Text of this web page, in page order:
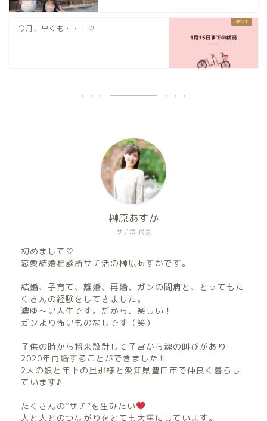
今月、早くも・・・♡
サチ活 代表
榊原あすか
初めまして♡
恋愛結婚相談所サチ活の榊原あすかです。
結婚、子育て、離婚、再婚、ガンの闘病と、とってもた
くさんの経験をしてきました。
濃ゆ〜い人生です。だから、楽しい！
ガンより怖いものなしです（笑）
子供の時から将来設計して子宮から魂の叫びがあり
2020年再婚することができました‼︎
2人の娘と年下の旦那様と愛知県豊田市で仲良く暮らし
ています♪
たくさんの″サチ”を生みたい
人と人とのつながりをとても大事にしています。